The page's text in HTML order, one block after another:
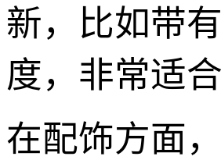
新，比如带
度，非常适
在配饰方面